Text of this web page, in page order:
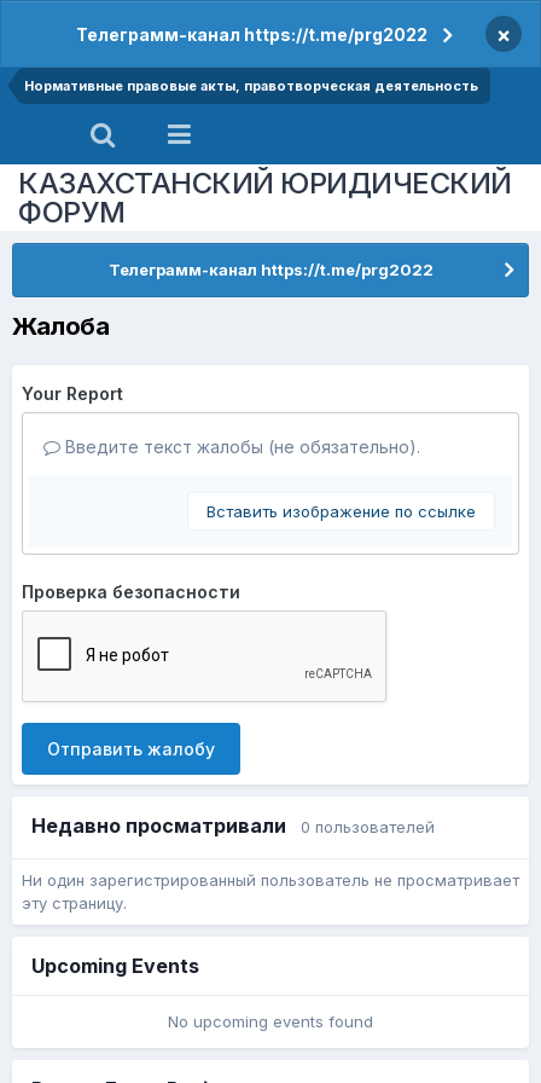
Телеграмм-канал https://t.me/prg2022 ×
Нормативные правовые акты, правотворческая деятельность
КАЗАХСТАНСКИЙ ЮРИДИЧЕСКИЙ
ФОРУМ
Телеграмм-канал https://t.me/prg2022
Жалоба
Your Report
Введите текст жалобы (не обязательно).
Вставить изображение по ссылке
Проверка безопасности
Отправить жалобу
Недавно просматривали 0 пользователей
Ни один зарегистрированный пользователь не просматривает
эту страницу.
Upcoming Events
No upcoming events found